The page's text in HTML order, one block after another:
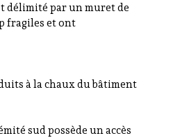
délimité par un muret de
fragiles et ont
à la chaux du bâtiment
sud possède un accès